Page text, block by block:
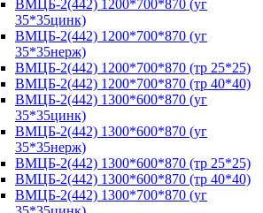
ВМЦБ-2(442) 1200*700*870 (уг
35*35цинк)
ВМЦБ-2(442) 1200*700*870 (уг
35*35нерж)
ВМЦБ-2(442) 1200*700*870 (тр 25*25)
ВМЦБ-2(442) 1200*700*870 (тр 40*40)
ВМЦБ-2(442) 1300*600*870 (уг
35*35цинк)
ВМЦБ-2(442) 1300*600*870 (уг
35*35нерж)
ВМЦБ-2(442) 1300*600*870 (тр 25*25)
ВМЦБ-2(442) 1300*600*870 (тр 40*40)
ВМЦБ-2(442) 1300*700*870 (уг